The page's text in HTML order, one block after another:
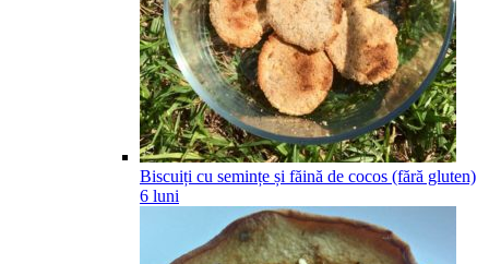
Biscuiți cu semințe și făină de cocos (fără gluten)
6 luni